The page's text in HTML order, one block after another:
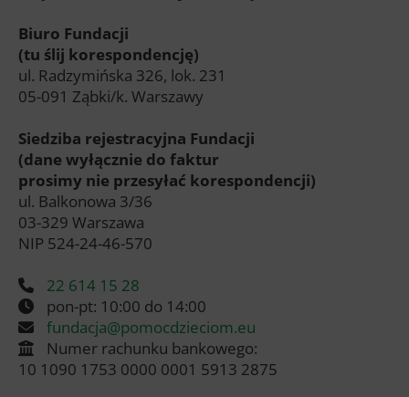
Biuro Fundacji
(tu ślij korespondencję)
ul. Radzymińska 326, lok. 231
05-091 Ząbki/k. Warszawy
Siedziba rejestracyjna Fundacji
(dane wyłącznie do faktur
prosimy nie przesyłać korespondencji)
ul. Balkonowa 3/36
03-329 Warszawa
NIP 524-24-46-570
22 614 15 28
pon-pt: 10:00 do 14:00
fundacja@pomocdzieciom.eu
Numer rachunku bankowego:
10 1090 1753 0000 0001 5913 2875